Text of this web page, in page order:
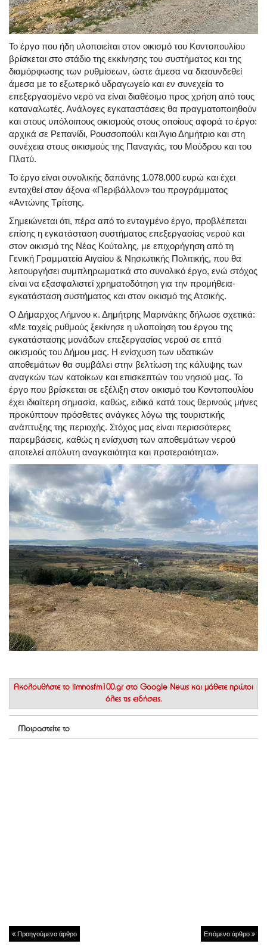
Το έργο που ήδη υλοποιείται στον οικισμό του Κοντοπουλίου
βρίσκεται στο στάδιο της εκκίνησης του συστήματος και της
διαμόρφωσης των ρυθμίσεων, ώστε άμεσα να διασυνδεθεί
άμεσα με το εξωτερικό υδραγωγείο και εν συνεχεία το
επεξεργασμένο νερό να είναι διαθέσιμο προς χρήση από τους
καταναλωτές. Ανάλογες εγκαταστάσεις θα πραγματοποιηθούν
και στους υπόλοιπους οικισμούς στους οποίους αφορά το έργο:
αρχικά σε Ρεπανίδι, Ρουσσοπούλι και Άγιο Δημήτριο και στη
συνέχεια στους οικισμούς της Παναγιάς, του Μούδρου και του
Πλατύ.
Το έργο είναι συνολικής δαπάνης 1.078.000 ευρώ και έχει
ενταχθεί στον άξονα «Περιβάλλον» του προγράμματος
«Αντώνης Τρίτσης.
Σημειώνεται ότι, πέρα από το ενταγμένο έργο, προβλέπεται
επίσης η εγκατάσταση συστήματος επεξεργασίας νερού και
στον οικισμό της Νέας Κούταλης, με επιχορήγηση από τη
Γενική Γραμματεία Αιγαίου & Νησιωτικής Πολιτικής, που θα
λειτουργήσει συμπληρωματικά στο συνολικό έργο, ενώ στόχος
είναι να εξασφαλιστεί χρηματοδότηση για την προμήθεια-
εγκατάσταση συστήματος και στον οικισμό της Ατσικής.
Ο Δήμαρχος Λήμνου κ. Δημήτρης Μαρινάκης δήλωσε σχετικά:
«Με ταχείς ρυθμούς ξεκίνησε η υλοποίηση του έργου της
εγκατάστασης μονάδων επεξεργασίας νερού σε επτά
οικισμούς του Δήμου μας. Η ενίσχυση των υδατικών
αποθεμάτων θα συμβάλει στην βελτίωση της κάλυψης των
αναγκών των κατοίκων και επισκεπτών του νησιού μας. Το
έργο που βρίσκεται σε εξέλιξη στον οικισμό του Κοντοπουλίου
έχει ιδιαίτερη σημασία, καθώς, ειδικά κατά τους θερινούς μήνες
προκύπτουν πρόσθετες ανάγκες λόγω της τουριστικής
ανάπτυξης της περιοχής. Στόχος μας είναι περισσότερες
παρεμβάσεις, καθώς η ενίσχυση των αποθεμάτων νερού
αποτελεί απόλυτη αναγκαιότητα και προτεραιότητα».
Ακολουθήστε το limnosfm100.gr στο Google News και μάθετε πρώτοι
όλες τις ειδήσεις.
Μοιραστείτε το
Προηγούμενο άρθρο Επόμενο άρθρο